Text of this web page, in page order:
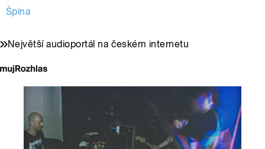
Špína
Největší audioportál na českém internetu